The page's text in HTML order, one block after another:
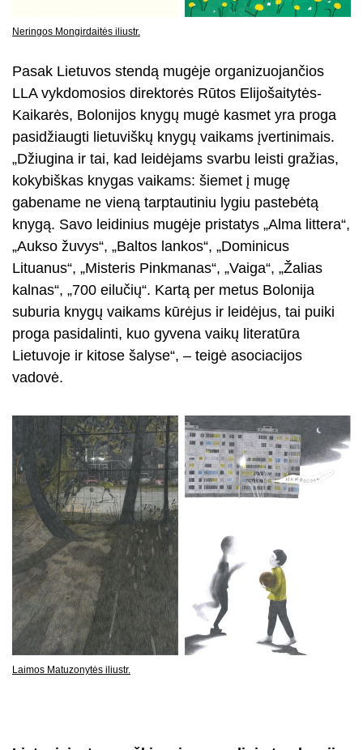
Neringos Mongirdaitės iliustr.
Pasak Lietuvos stendą mugėje organizuojančios
LLA vykdomosios direktorės Rūtos Elijošaitytės-
Kaikarės, Bolonijos knygų mugė kasmet yra proga
pasidžiaugti lietuviškų knygų vaikams įvertinimais.
„Džiugina ir tai, kad leidėjams svarbu leisti gražias,
kokybiškas knygas vaikams: šiemet į mugę
gabename ne vieną tarptautiniu lygiu pastebėtą
knygą. Savo leidinius mugėje pristatys „Alma littera“,
„Aukso žuvys“, „Baltos lankos“, „Dominicus
Lituanus“, „Misteris Pinkmanas“, „Vaiga“, „Žalias
kalnas“, „700 eilučių“. Kartą per metus Bolonija
suburia knygų vaikams kūrėjus ir leidėjus, tai puiki
proga pasidalinti, kuo gyvena vaikų literatūra
Lietuvoje ir kitose šalyse“, – teigė asociacijos
vadovė.
Laimos Matuzonytės iliustr.